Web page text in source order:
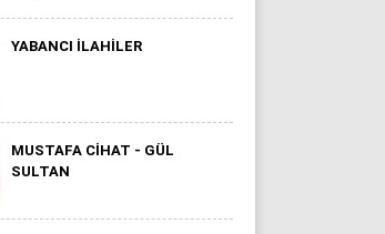
YABANCI ILAHILER
MUSTAFA CIHAT - GÜL
SULTAN